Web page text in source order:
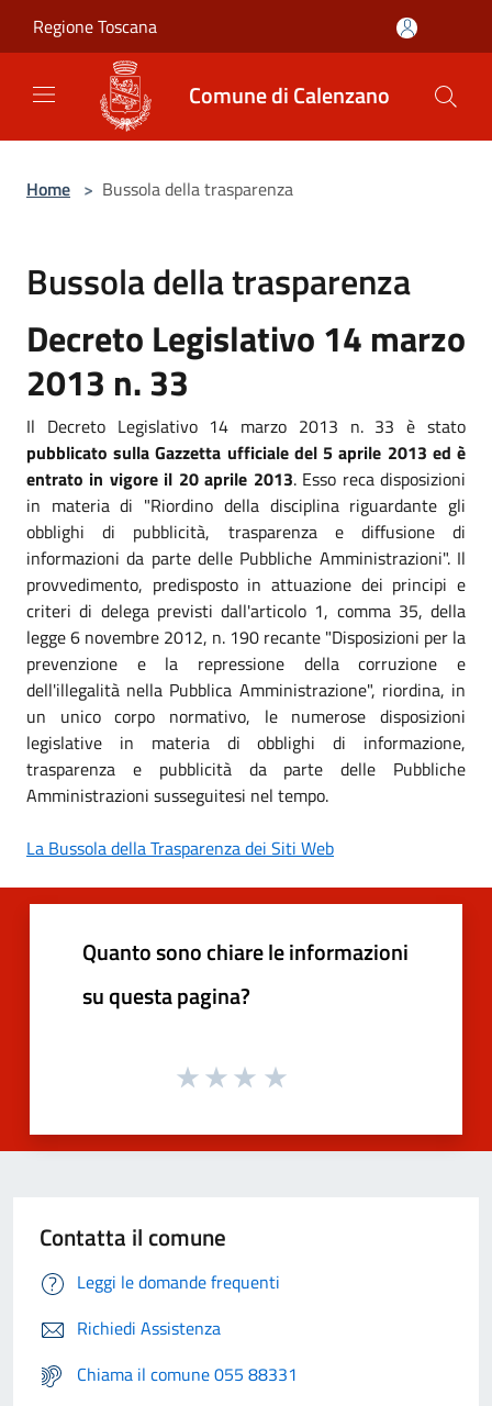
Regione Toscana
Comune di Calenzano
Home > Bussola della trasparenza
Bussola della trasparenza
Decreto Legislativo 14 marzo
2013 n. 33
Il Decreto Legislativo 14 marzo 2013 n. 33 è stato
pubblicato sulla Gazzetta ufficiale del 5 aprile 2013 ed è
entrato in vigore il 20 aprile 2013. Esso reca disposizioni
in materia di "Riordino della disciplina riguardante gli
obblighi di pubblicità, trasparenza e diffusione di
informazioni da parte delle Pubbliche Amministrazioni". Il
provvedimento, predisposto in attuazione dei principi e
criteri di delega previsti dall'articolo 1, comma 35, della
legge 6 novembre 2012, n. 190 recante "Disposizioni per la
prevenzione e la repressione della corruzione e
dell'illegalità nella Pubblica Amministrazione", riordina, in
un unico corpo normativo, le numerose disposizioni
legislative in materia di obblighi di informazione,
trasparenza e pubblicità da parte delle Pubbliche
Amministrazioni susseguitesi nel tempo.
La Bussola della Trasparenza dei Siti Web
Quanto sono chiare le informazioni
su questa pagina?
Contatta il comune
Leggi le domande frequenti
Richiedi Assistenza
Chiama il comune 055 88331